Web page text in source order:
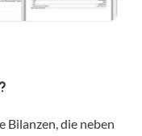
Bilanzen, die neben